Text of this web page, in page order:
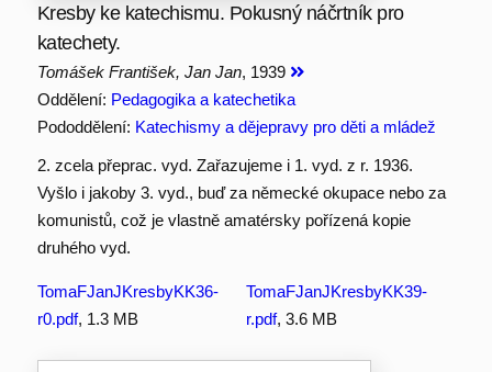
Kresby ke katechismu. Pokusný náčrtník pro
katechety.
Tomášek František, Jan Jan, 1939
Oddělení: Pedagogika a katechetika
Pododdělení: Katechismy a dějepravy pro děti a mládež
2. zcela přeprac. vyd. Zařazujeme i 1. vyd. z r. 1936.
Vyšlo i jakoby 3. vyd., buď za německé okupace nebo za
komunistů, což je vlastně amatérsky pořízená kopie
druhého vyd.
TomaFJanJKresbyKK36-
r0.pdf, 1.3 MB
TomaFJanJKresbyKK39-
r.pdf, 3.6 MB